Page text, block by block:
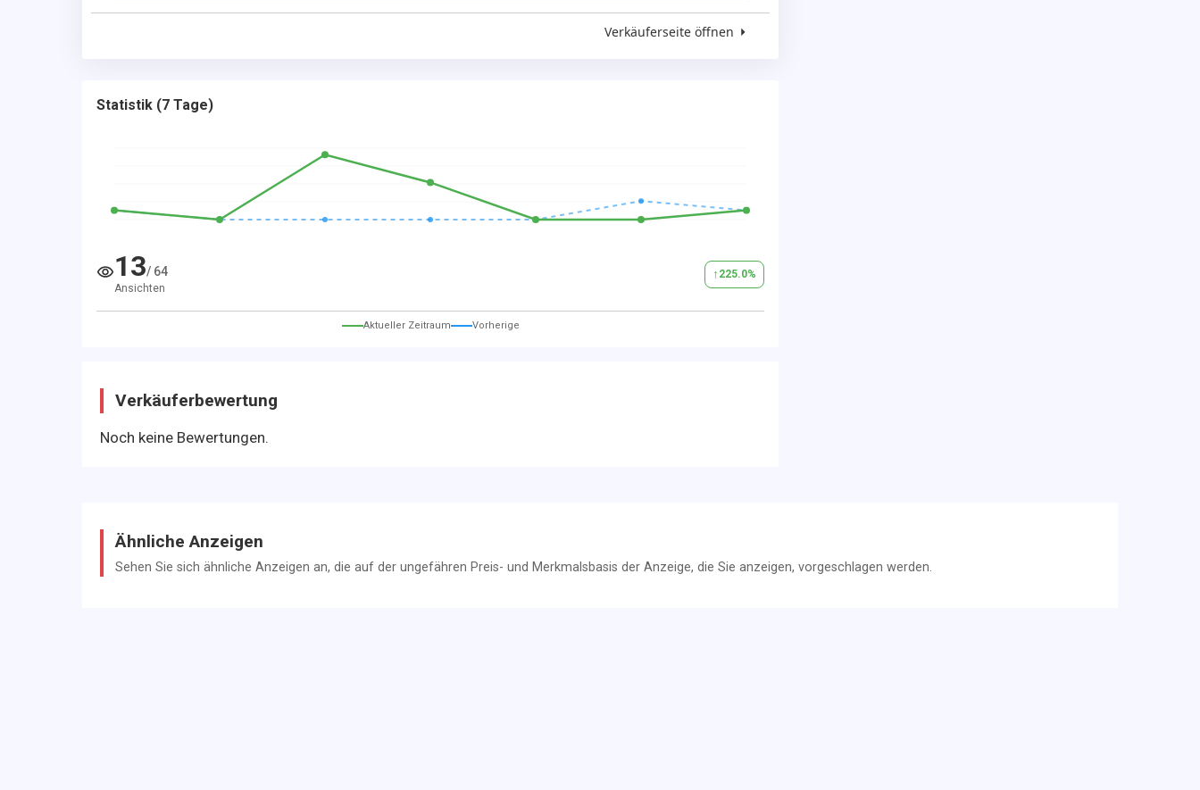
Verkäuferseite öffnen
Statistik (7 Tage)
13/ 64
Ansichten
↑ 225.0%
Aktueller Zeitraum Vorherige
Verkäuferbewertung
Noch keine Bewertungen.
Ähnliche Anzeigen
Sehen Sie sich ähnliche Anzeigen an, die auf der ungefähren Preis- und Merkmalsbasis der Anzeige, die Sie anzeigen, vorgeschlagen werden.